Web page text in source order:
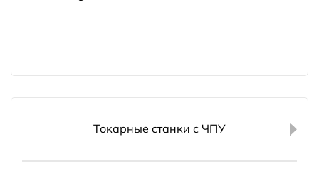
Токарные станки с ЧПУ